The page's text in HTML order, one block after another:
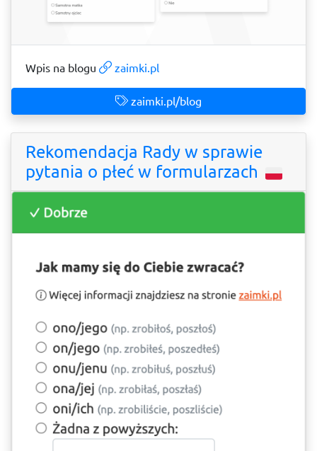
Wpis na blogu zaimki.pl
zaimki.pl/blog
Rekomendacja Rady w sprawie
pytania o płeć w formularzach